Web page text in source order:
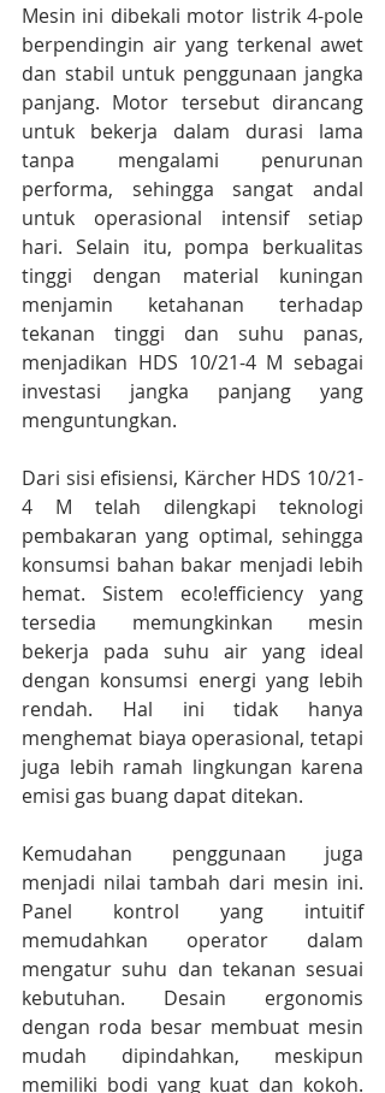
Mesin ini dibekali motor listrik 4-pole
berpendingin air yang terkenal awet
dan stabil untuk penggunaan jangka
panjang. Motor tersebut dirancang
untuk bekerja dalam durasi lama
tanpa mengalami penurunan
performa, sehingga sangat andal
untuk operasional intensif setiap
hari. Selain itu, pompa berkualitas
tinggi dengan material kuningan
menjamin ketahanan terhadap
tekanan tinggi dan suhu panas,
menjadikan HDS 10/21-4 M sebagai
investasi jangka panjang yang
menguntungkan.
Dari sisi efisiensi, Kärcher HDS 10/21-
4 M telah dilengkapi teknologi
pembakaran yang optimal, sehingga
konsumsi bahan bakar menjadi lebih
hemat. Sistem eco!efficiency yang
tersedia memungkinkan mesin
bekerja pada suhu air yang ideal
dengan konsumsi energi yang lebih
rendah. Hal ini tidak hanya
menghemat biaya operasional, tetapi
juga lebih ramah lingkungan karena
emisi gas buang dapat ditekan.
Kemudahan penggunaan juga
menjadi nilai tambah dari mesin ini.
Panel kontrol yang intuitif
memudahkan operator dalam
mengatur suhu dan tekanan sesuai
kebutuhan. Desain ergonomis
dengan roda besar membuat mesin
mudah dipindahkan, meskipun
memiliki bodi yang kuat dan kokoh.